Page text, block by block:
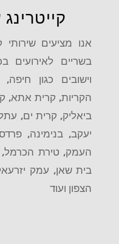
אנו מציעים שירותי
בשריים לאירועים
וישובים כגון חיפה,
הקריות, קרית אתא,
ביאליק, קרית ים,
יעקב, בנימינה,
העמק, טירת הכרמל,
בית שאן, עמק
הצפון ועוד